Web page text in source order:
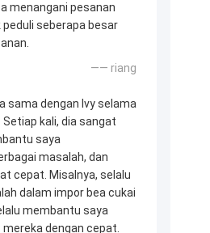
menangani pesanan
seberapa besar
—— riang
sama dengan Ivy selama
Setiap kali, dia sangat
saya
masalah, dan
cepat. Misalnya, selalu
dalam impor bea cukai
membantu saya
dengan cepat.